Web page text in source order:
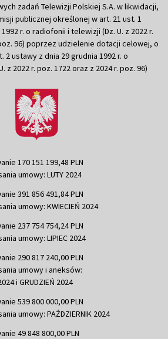
zadań Telewizji Polskiej S.A. w likwidacji,
publicznej określonej w art. 21 ust. 1
r. o radiofonii i telewizji (Dz. U. z 2022 r.
96) poprzez udzielenie dotacji celowej, o
2 ustawy z dnia 29 grudnia 1992 r. o
z 2022 r. poz. 1722 oraz z 2024 r. poz. 96)
170 151 199,48 PLN
umowy: LUTY 2024
391 856 491,84 PLN
umowy: KWIECIEŃ 2024
237 754 754,24 PLN
umowy: LIPIEC 2024
290 817 240,00 PLN
umowy i aneksów:
i GRUDZIEŃ 2024
539 800 000,00 PLN
umowy: PAŹDZIERNIK 2024
49 848 800,00 PLN